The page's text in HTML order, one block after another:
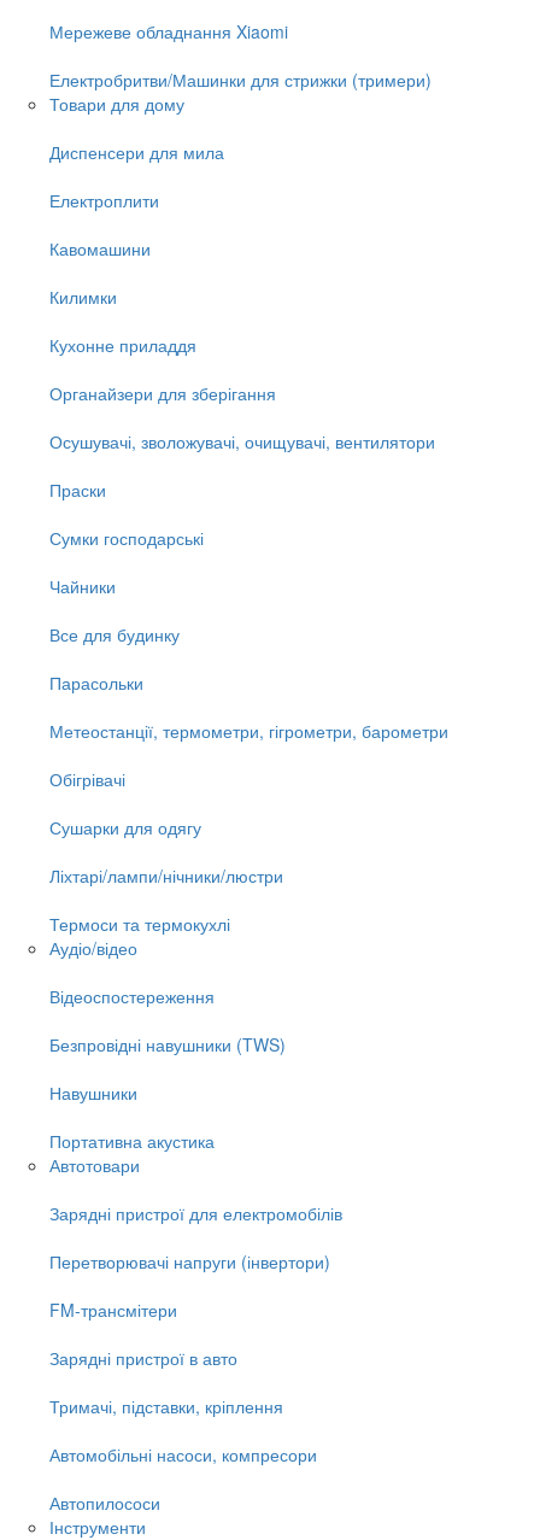
Мережеве обладнання Xiaomi
Електробритви/Машинки для стрижки (тримери)
Товари для дому
Диспенсери для мила
Електроплити
Кавомашини
Килимки
Кухонне приладдя
Органайзери для зберігання
Осушувачі, зволожувачі, очищувачі, вентилятори
Праски
Сумки господарські
Чайники
Все для будинку
Парасольки
Метеостанції, термометри, гігрометри, барометри
Обігрівачі
Сушарки для одягу
Ліхтарі/лампи/нічники/люстри
Термоси та термокухлі
Аудіо/відео
Відеоспостереження
Безпровідні навушники (TWS)
Навушники
Портативна акустика
Автотовари
Зарядні пристрої для електромобілів
Перетворювачі напруги (інвертори)
FM-трансмітери
Зарядні пристрої в авто
Тримачі, підставки, кріплення
Автомобільні насоси, компресори
Автопилососи
Інструменти